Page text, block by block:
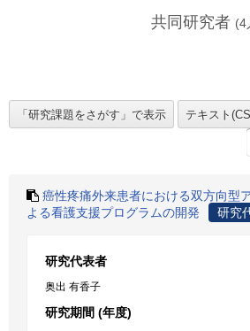
共同研究者 (4
癌性疼痛外来患者における双方向型
よる看護支援プログラムの開発
研究
研究代表者
奥出 有香子
研究期間 (年度)